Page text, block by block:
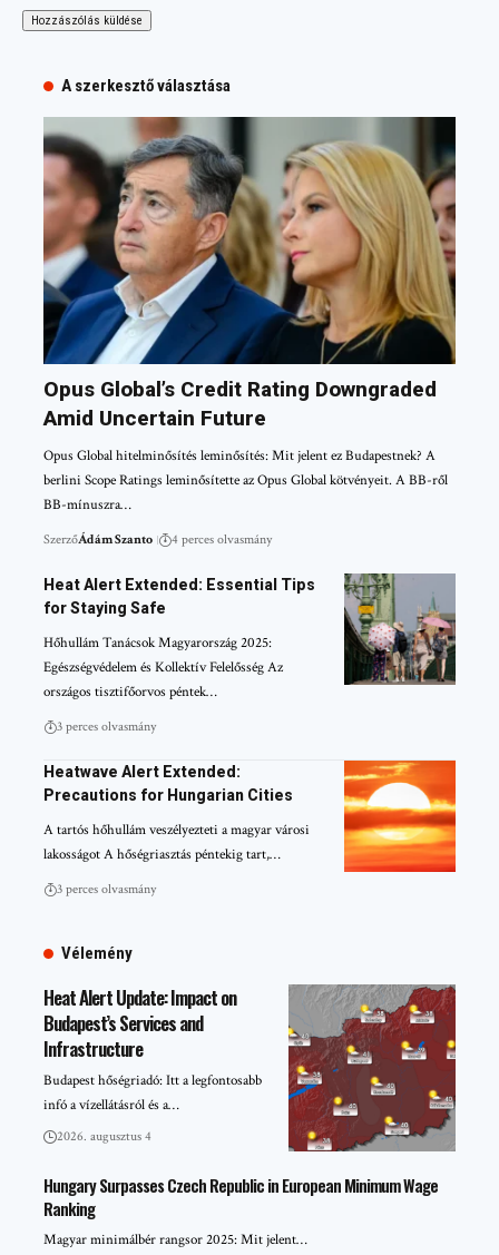
A szerkesztő választása
Opus Global’s Credit Rating Downgraded
Amid Uncertain Future
Opus Global hitelminősítés leminősítés: Mit jelent ez Budapestnek? A
berlini Scope Ratings leminősítette az Opus Global kötvényeit. A BB-ről
BB-mínuszra…
SzerzőÁdám Szanto 4 perces olvasmány
Heat Alert Extended: Essential Tips
for Staying Safe
Hőhullám Tanácsok Magyarország 2025:
Egészségvédelem és Kollektív Felelősség Az
országos tisztifőorvos péntek…
3 perces olvasmány
Heatwave Alert Extended:
Precautions for Hungarian Cities
A tartós hőhullám veszélyezteti a magyar városi
lakosságot A hőségriasztás péntekig tart,…
3 perces olvasmány
Vélemény
Heat Alert Update: Impact on
Budapest’s Services and
Infrastructure
Budapest hőségriadó: Itt a legfontosabb
infó a vízellátásról és a…
2026. augusztus 4
Hungary Surpasses Czech Republic in European Minimum Wage
Ranking
Magyar minimálbér rangsor 2025: Mit jelent…